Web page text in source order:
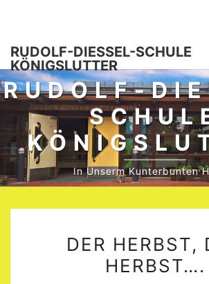
content
RUDOLF-DIESSEL-SCHULE K
ÖNIGSLUTTER
RUDOLF-
CHULE
In Unserm Kunterbunten
HERBST,
DER
DER HERBST,
HERBST….